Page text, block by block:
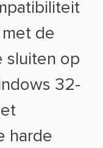
de
sluiten op
32-
harde